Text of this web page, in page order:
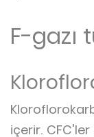
F-gazı
içerir. CFC'ler